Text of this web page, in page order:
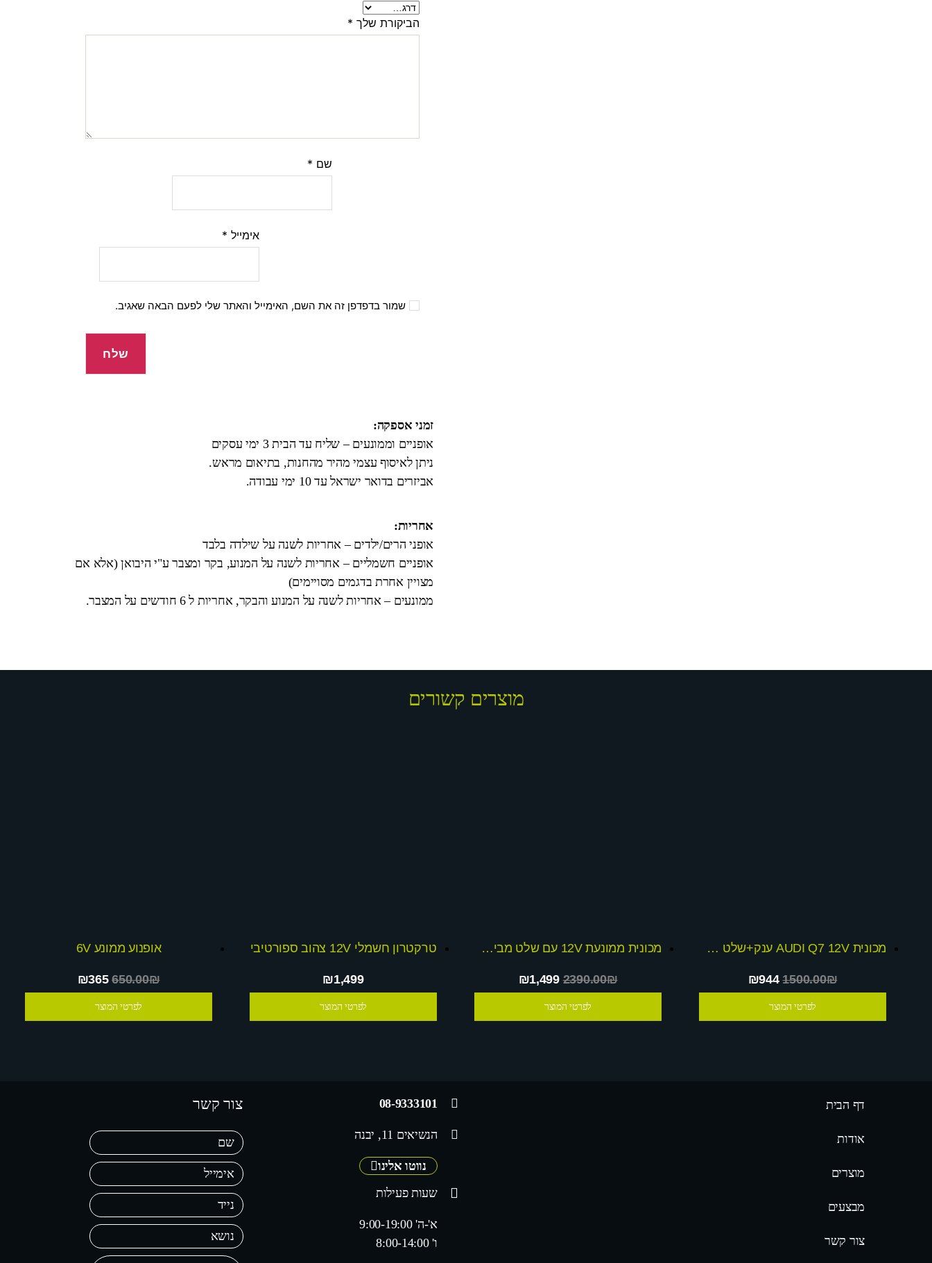
הביקורת שלך *
שם *
אימייל *
שמור בדפדפן זה את השם, האימייל והאתר שלי לפעם הבאה שאגיב.
זמני אספקה:
אופניים וממונעים – שליח עד הבית 3 ימי עסקים
ניתן לאיסוף עצמי מהיר מהחנות, בתיאום מראש.
אביזרים בדואר ישראל עד 10 ימי עבודה.
אחריות:
אופני הרים/ילדים – אחריות לשנה על שילדה בלבד
אופניים חשמליים – אחריות לשנה על המנוע, בקר ומצבר ע"י היבואן (אלא אם
מצויין אחרת בדגמים מסויימים)
ממונעים – אחריות לשנה על המנוע והבקר, אחריות ל 6 חודשים על המצבר.
מוצרים קשורים
מכונית AUDI Q7 12V ענק+שלט חכם דגם 2015
₪9441500.00₪
לפרטי המוצר
מכונית ממונעת 12V עם שלט מבית דיאמנט
₪1,4992390.00₪
לפרטי המוצר
טרקטרון חשמלי 12V צהוב ספורטיבי
₪1,499
לפרטי המוצר
אופנוע ממונע 6V
₪365650.00₪
לפרטי המוצר
דף הבית
אודות
מוצרים
מבצעים
צור קשר
08-9333101
הנשיאים 11, יבנה
נווטו אלינו
שעות פעילות
א'-ה' 9:00-19:00
ו' 8:00-14:00
צור קשר